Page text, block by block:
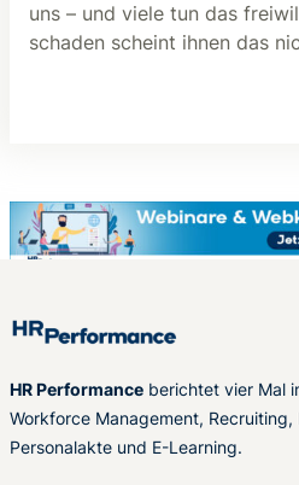
uns – und viele tun das
schaden scheint ihnen das
HR Performance berichtet vier Mal
Workforce Management,
Personalakte und E-Learning.